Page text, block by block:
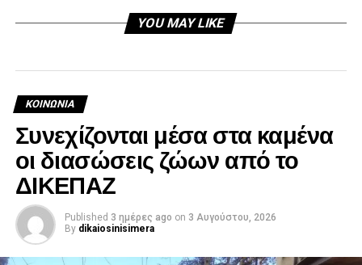
YOU MAY LIKE
ΚΟΙΝΩΝΊΑ
Συνεχίζονται μέσα στα καμένα
οι διασώσεις ζώων από το
ΔΙΚΕΠΑΖ
Published 3 ημέρες ago on 3 Αυγούστου, 2026
By dikaiosinisimera